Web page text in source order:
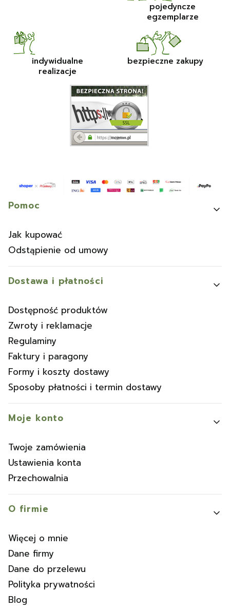
pojedyncze
egzemplarze
indywidualne
realizacje
bezpieczne zakupy
Linki w stopce
Pomoc
Jak kupować
Odstąpienie od umowy
Dostawa i płatności
Dostępność produktów
Zwroty i reklamacje
Regulaminy
Faktury i paragony
Formy i koszty dostawy
Sposoby płatności i termin dostawy
Moje konto
Twoje zamówienia
Ustawienia konta
Przechowalnia
O firmie
Więcej o mnie
Dane firmy
Dane do przelewu
Polityka prywatności
Blog